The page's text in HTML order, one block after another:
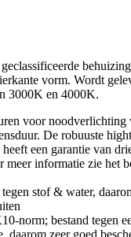
vorm. Wordt
3000K en 4000K.
voor noodverlichting
De robuuste
een garantie van
meer informatie zie het
stof & water,
norm; bestand tegen